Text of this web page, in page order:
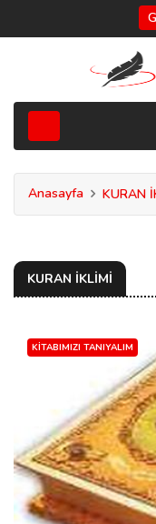
Anasayfa KURAN
KURAN İKLİMİ
KITABIMIZI TANIYALIM